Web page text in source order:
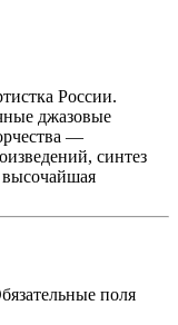
России.
джазовые
—
синтез
поля